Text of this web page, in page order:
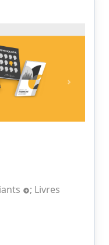
; Livres